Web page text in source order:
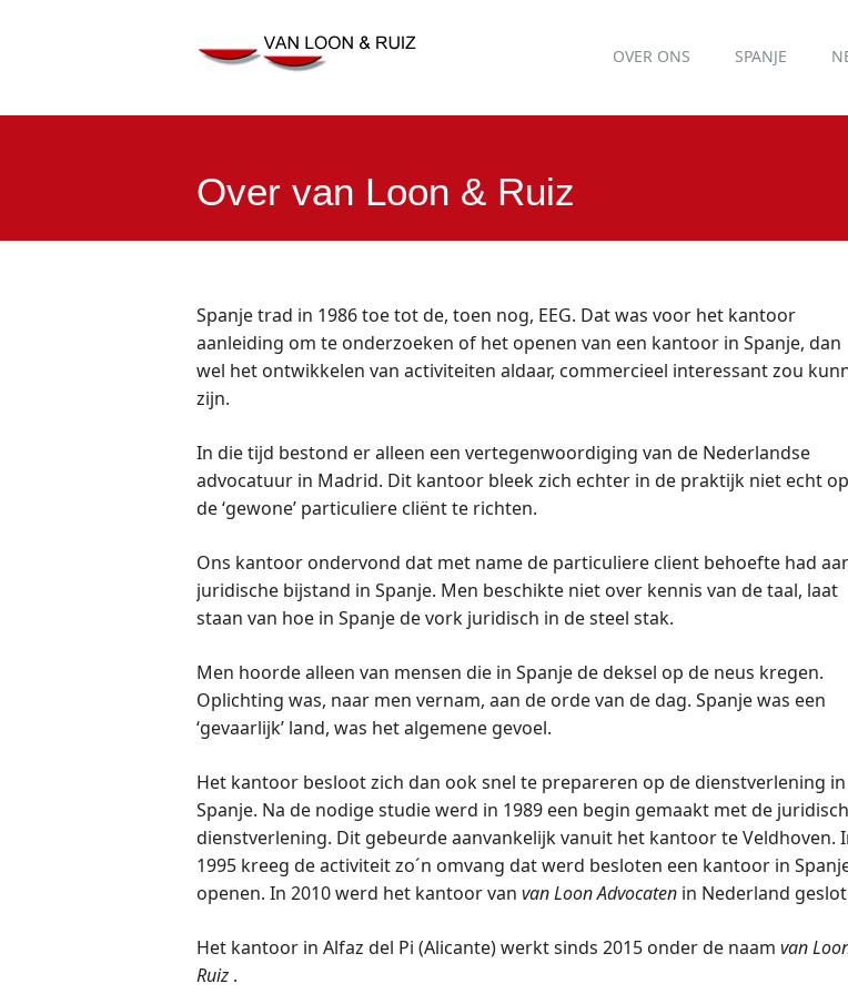
Main menu
OVER ONS SPANJE
Over van Loon & Ruiz
Spanje trad in 1986 toe tot de, toen nog, EEG. Dat was voor het kantoor
aanleiding om te onderzoeken of het openen van een kantoor in Spanje, dan
wel het ontwikkelen van activiteiten aldaar, commercieel interessant zou
zijn.
In die tijd bestond er alleen een vertegenwoordiging van de Nederlandse
advocatuur in Madrid. Dit kantoor bleek zich echter in de praktijk niet echt op
de ‘gewone’ particuliere cliënt te richten.
Ons kantoor ondervond dat met name de particuliere client behoefte had
juridische bijstand in Spanje. Men beschikte niet over kennis van de taal, laat
staan van hoe in Spanje de vork juridisch in de steel stak.
Men hoorde alleen van mensen die in Spanje de deksel op de neus kregen.
Oplichting was, naar men vernam, aan de orde van de dag. Spanje was een
‘gevaarlijk’ land, was het algemene gevoel.
Het kantoor besloot zich dan ook snel te prepareren op de dienstverlening in
Spanje. Na de nodige studie werd in 1989 een begin gemaakt met de
dienstverlening. Dit gebeurde aanvankelijk vanuit het kantoor te Veldhoven.
1995 kreeg de activiteit zo´n omvang dat werd besloten een kantoor in
openen. In 2010 werd het kantoor van van LoonAdvocaten in Nederland
Het kantoor in Alfaz del Pi (Alicante) werkt sinds 2015 onder de naam van
Ruiz .